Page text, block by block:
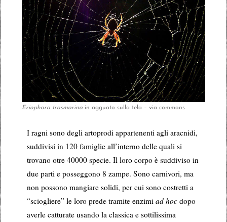
Eriophora trasmarinain agguato sulla tela – via commons
I ragni sono degli artoprodi appartenenti agli aracnidi,
suddivisi in 120 famiglie all’interno delle quali si
trovano otre 40000 specie. Il loro corpo è suddiviso in
due parti e posseggono 8 zampe. Sono carnivori, ma
non possono mangiare solidi, per cui sono costretti a
“sciogliere” le loro prede tramite enzimi ad hocdopo
averle catturate usando la classica e sottilissima